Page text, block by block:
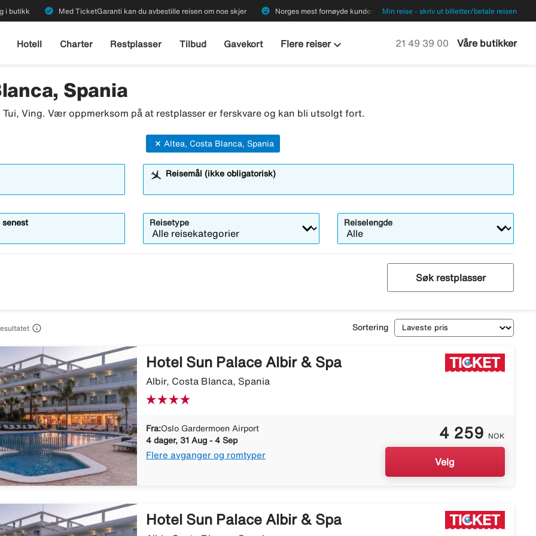
i butikk verified Med TicketGaranti kan du avbestille reisen om noe skjer emoji_emotions Norges mest fornøyde kunder Min reise - skriv ut billetter/betale reisen
Hotell Charter Restplasser Tilbud Gavekort Flere reiserkeyboard_arrow_down Ring oss på
21 49 39 00 Våre butikker
Spania
Ving. Vær oppmerksom på at restplasser er ferskvare og kan bli utsolgt fort.
Reisemål (ikke obligatorisk)
Altea, Costa Blanca, Spania
senest Reisetype Reiselengde
Søk restplasser
 Sortering
Hotel Sun Palace Albir & Spa
Albir, Costa Blanca, Spania
Fra:Oslo Gardermoen Airport
4 dager, 31 Aug - 4 Sep
Flere avganger og romtyper
4 259 NOK
Velg
Hotel Sun Palace Albir & Spa